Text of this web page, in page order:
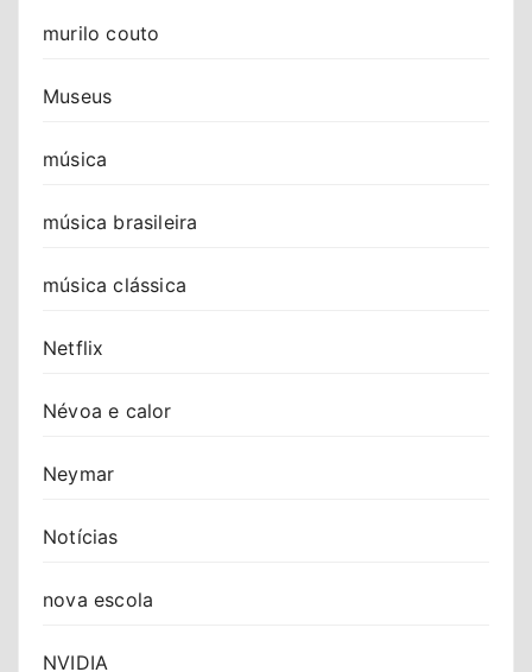
murilo couto
Museus
música
música brasileira
música clássica
Netflix
Névoa e calor
Neymar
Notícias
nova escola
NVIDIA